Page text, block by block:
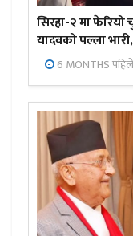
सिरहा-२ मा फेरियो
यादवको पल्ला
6 MONTHS पहिले